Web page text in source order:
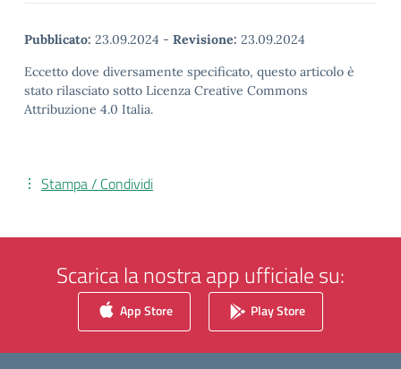
Pubblicato: 23.09.2024 - Revisione: 23.09.2024
Eccetto dove diversamente specificato, questo articolo è
stato rilasciato sotto Licenza Creative Commons
Attribuzione 4.0 Italia.
Stampa / Condividi
Scarica la nostra app ufficiale su:
App Store Play Store